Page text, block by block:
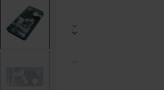
383524St.html